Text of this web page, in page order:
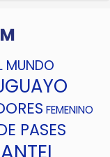
MUNDO
FEMENINO
PASES